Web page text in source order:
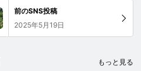
前のSNS投稿
2025年5月19日
もっと見る